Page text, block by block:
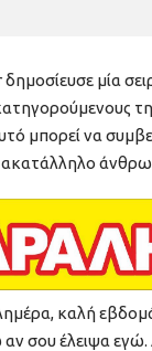
μία
μπορεί να
ακατάλληλο
καλή
σου έλειψα εγώ.